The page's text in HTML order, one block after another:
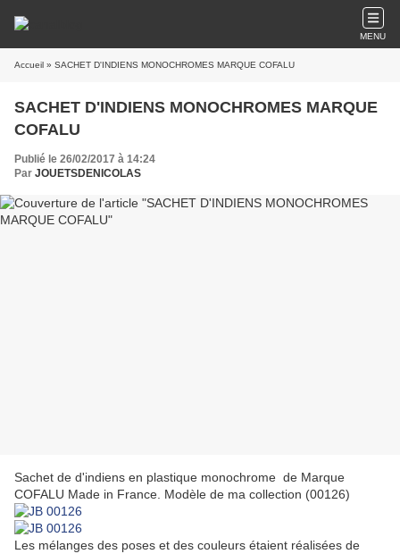
MENU
Accueil » SACHET D'INDIENS MONOCHROMES MARQUE COFALU
SACHET D'INDIENS MONOCHROMES MARQUE
COFALU
Publié le 26/02/2017 à 14:24
Par JOUETSDENICOLAS
Sachet de d'indiens en plastique monochrome de Marque
COFALU Made in France. Modèle de ma collection (00126)
Les mélanges des poses et des couleurs étaient réalisées de